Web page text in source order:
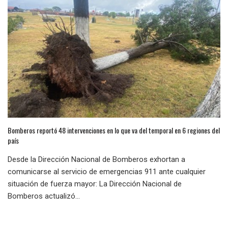
Bomberos reportó 48 intervenciones en lo que va del temporal en 6 regiones del
país
Desde la Dirección Nacional de Bomberos exhortan a
comunicarse al servicio de emergencias 911 ante cualquier
situación de fuerza mayor: La Dirección Nacional de
Bomberos actualizó...